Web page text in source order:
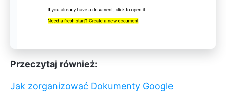
Przeczytaj również:
Jak zorganizować Dokumenty Google